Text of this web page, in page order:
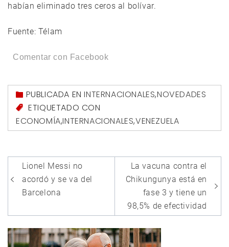
habían eliminado tres ceros al bolívar.
Fuente: Télam
Comentar con Facebook
PUBLICADA ENINTERNACIONALES,NOVEDADES
ETIQUETADO CON
ECONOMÍA,INTERNACIONALES,VENEZUELA
Navegación
de
entradas
Lionel Messi no
acordó y se va del
Barcelona
La vacuna contra el
Chikungunya está en
fase 3 y tiene un
98,5% de efectividad